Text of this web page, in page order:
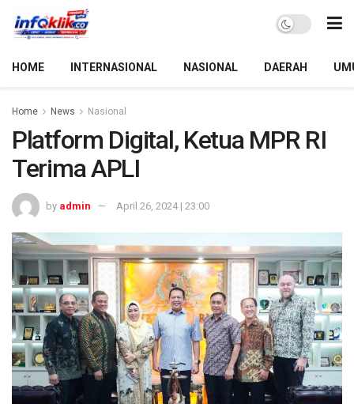
HOME INTERNASIONAL NASIONAL DAERAH
Home News Nasional
Platform Digital, Ketua MPR RI
Terima APLI
by admin April 26, 2024 | 23:00